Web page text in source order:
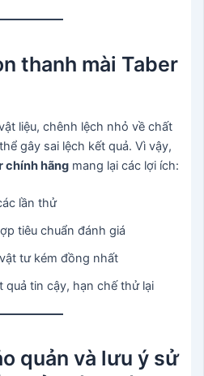
thanh mài Taber
liệu, chênh lệch nhỏ về chất
gây sai lệch kết quả. Vì vậy,
chính hãng mang lại các lợi ích:
lần thử
tiêu chuẩn đánh giá
tư kém đồng nhất
quả tin cậy, hạn chế thử lại
quản và lưu ý sử